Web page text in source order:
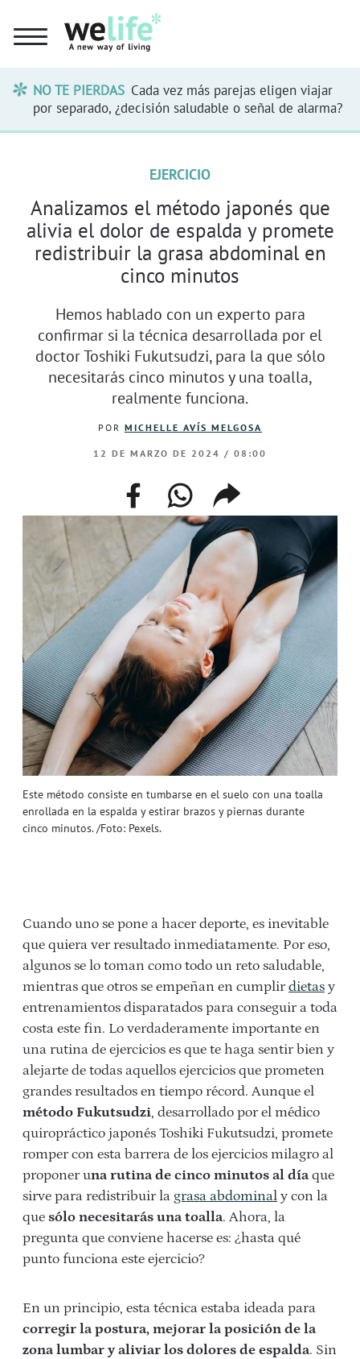
NO TE PIERDAS Cada vez más parejas eligen viajar
por separado, ¿decisión saludable o señal de alarma?
Este método consiste en tumbarse en el suelo con una toalla
enrollada en la espalda y estirar brazos y piernas durante
cinco minutos. /Foto: Pexels.
EJERCICIO
Analizamos el método japonés que
alivia el dolor de espalda y promete
redistribuir la grasa abdominal en
cinco minutos
Hemos hablado con un experto para
confirmar si la técnica desarrollada por el
doctor Toshiki Fukutsudzi, para la que sólo
necesitarás cinco minutos y una toalla,
realmente funciona.
POR MICHELLE AVÍS MELGOSA
12 DE MARZO DE 2024 / 08:00
facebookwhatsappcompartir
enlace
Cuando uno se pone a hacer deporte, es inevitable
que quiera ver resultado inmediatamente. Por eso,
algunos se lo toman como todo un reto saludable,
mientras que otros se empeñan en cumplirdietas y
entrenamientos disparatados para conseguir a toda
costa este fin. Lo verdaderamente importante en
una rutina de ejercicios es que te haga sentir bien y
alejarte de todas aquellos ejercicios que prometen
grandes resultados en tiempo récord. Aunque el
método Fukutsudzi, desarrollado por el médico
quiropráctico japonés Toshiki Fukutsudzi, promete
romper con esta barrera de los ejercicios milagro al
proponer una rutina de cinco minutos al día que
sirve para redistribuir la grasa abdominal y con la
que sólo necesitarás una toalla. Ahora, la
pregunta que conviene hacerse es: ¿hasta qué
punto funciona este ejercicio?
En un principio, esta técnica estaba ideada para
corregir la postura, mejorar la posición de la
zona lumbar y aliviar los dolores de espalda. Sin